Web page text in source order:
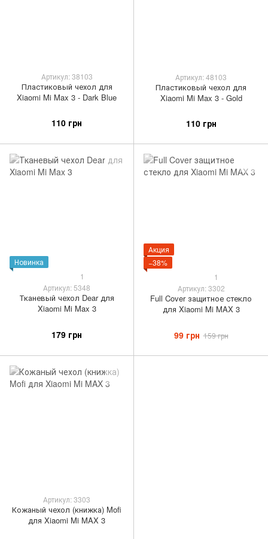
Артикул: 38103
Пластиковый чехол для
Xiaomi Mi Max 3 - Dark Blue
110 грн
Артикул: 48103
Пластиковый чехол для
Xiaomi Mi Max 3 - Gold
110 грн
Новинка
1
Артикул: 5348
Тканевый чехол Dear для
Xiaomi Mi Max 3
179 грн
Акция
−38%
1
Артикул: 3302
Full Cover защитное стекло
для Xiaomi Mi MAX 3
99 грн 159 грн
Артикул: 3303
Кожаный чехол (книжка) Mofi
для Xiaomi Mi MAX 3